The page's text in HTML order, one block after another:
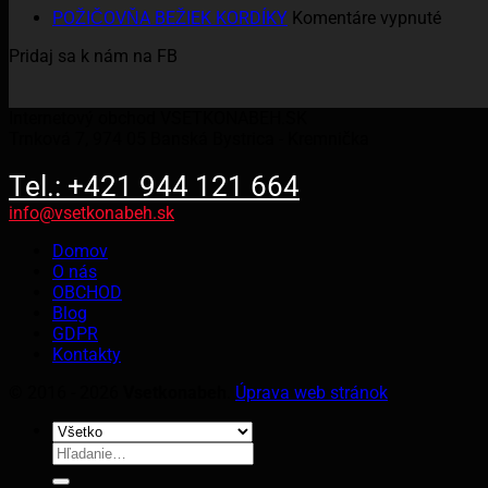
POŽIČOVŇA BEŽIEK KORDÍKY Komentáre vypnuténa
Pridaj sa k nám na FB
Tel.: +421 944 121 664
info@vsetkonabeh.sk
Domov
O nás
OBCHOD
Blog
GDPR
Kontakty
Úprava web stránok
Hľadať: